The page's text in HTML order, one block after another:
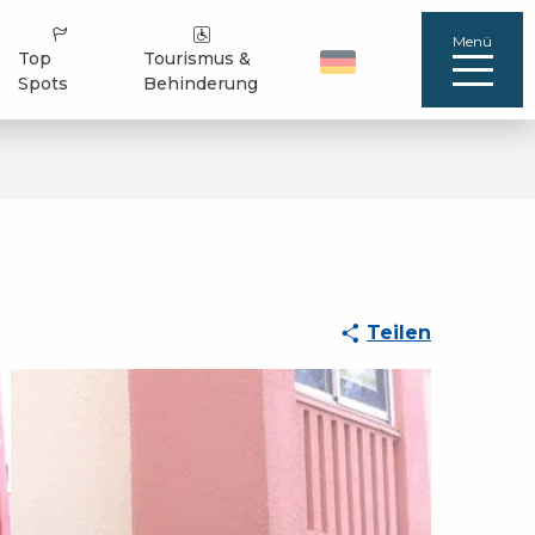
Top
Spots
Tourismus &
Behinderung
Menü
Teilen